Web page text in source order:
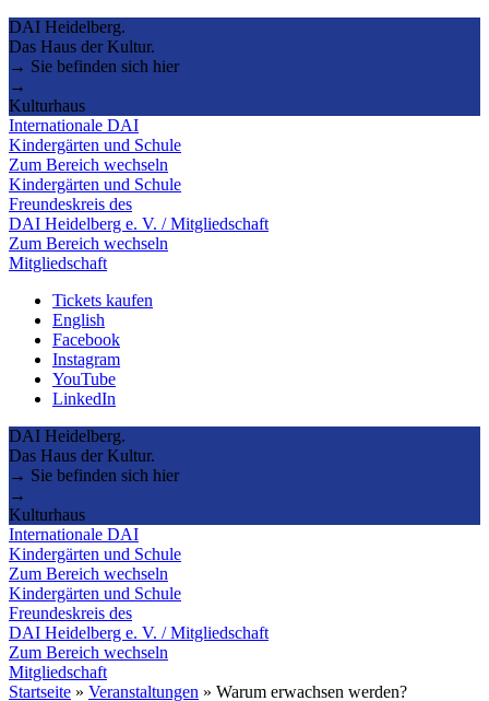
DAI Heidelberg.
Das Haus der Kultur.
→ Sie befinden sich hier
→
Kulturhaus
Internationale DAI
Kindergärten und Schule
Zum Bereich wechseln
Kindergärten und Schule
Freundeskreis des
DAI Heidelberg e. V. / Mitgliedschaft
Zum Bereich wechseln
Mitgliedschaft
Tickets kaufen
English
Facebook
Instagram
YouTube
LinkedIn
DAI Heidelberg.
Das Haus der Kultur.
→ Sie befinden sich hier
→
Kulturhaus
Internationale DAI
Kindergärten und Schule
Zum Bereich wechseln
Kindergärten und Schule
Freundeskreis des
DAI Heidelberg e. V. / Mitgliedschaft
Zum Bereich wechseln
Mitgliedschaft
Startseite » Veranstaltungen » Warum erwachsen werden?